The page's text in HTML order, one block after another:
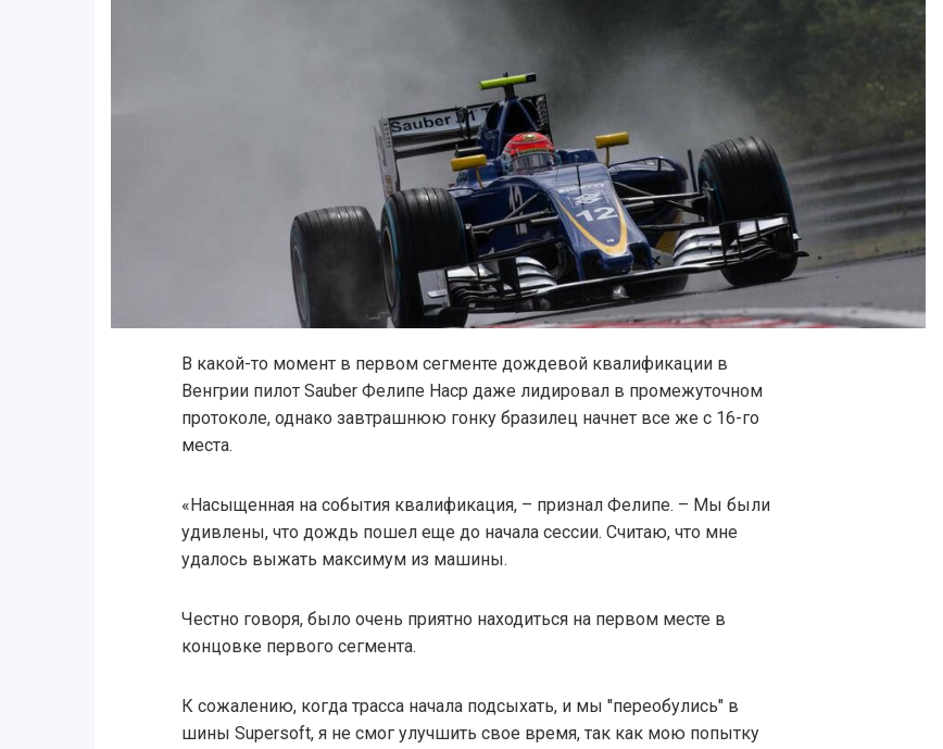
В какой-то момент в первом сегменте дождевой квалификации в
Венгрии пилот Sauber Фелипе Наср даже лидировал в промежуточном
протоколе, однако завтрашнюю гонку бразилец начнет все же с 16-го
места.
«Насыщенная на события квалификация, – признал Фелипе. – Мы были
удивлены, что дождь пошел еще до начала сессии. Считаю, что мне
удалось выжать максимум из машины.
Честно говоря, было очень приятно находиться на первом месте в
концовке первого сегмента.
К сожалению, когда трасса начала подсыхать, и мы "переобулись" в
шины Supersoft, я не смог улучшить свое время, так как мою попытку